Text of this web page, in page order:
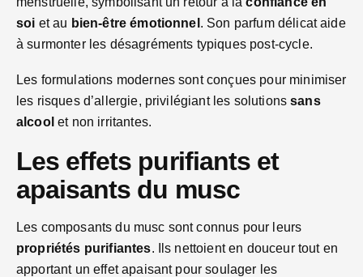
soi et au bien-être émotionnel . Son parfum délicat aide
à surmonter les désagréments typiques post-cycle.
Les formulations modernes sont conçues pour minimiser
les risques d’allergie, privilégiant les solutionssans
alcool et non irritantes.
Les effets purifiants et
apaisants du musc
Les composants du musc sont connus pour leurs
propriétés purifiantes. Ils nettoient en douceur tout en
apportant un effet apaisant pour soulager les